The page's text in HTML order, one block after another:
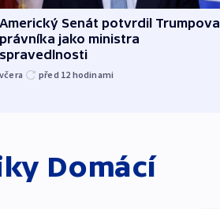
Americký Senát potvrdil Trumpova
právníka jako ministra
spravedlnosti
včera před 12 hodinami
Domácí